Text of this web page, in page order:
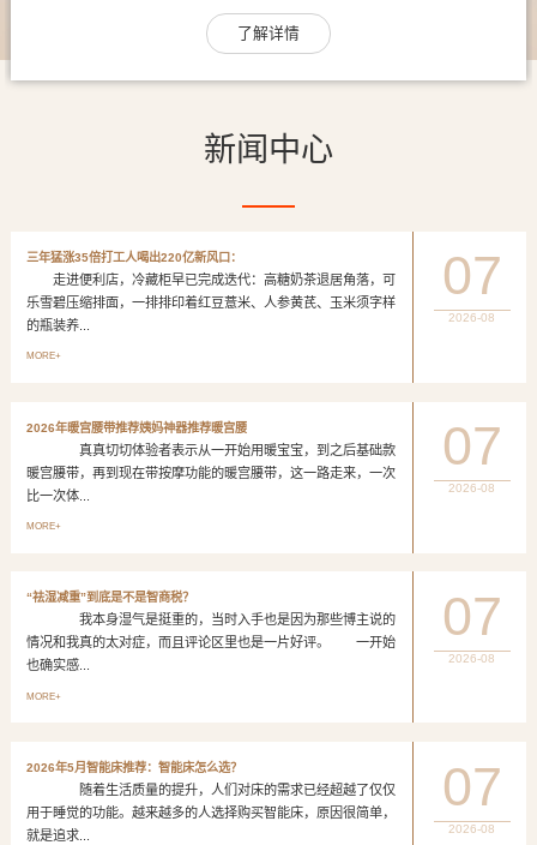
了解详情
新闻中心
三年猛涨35倍打工人喝出220亿新风口：
走进便利店，冷藏柜早已完成迭代：高糖奶茶退居角落，可
乐雪碧压缩排面，一排排印着红豆薏米、人参黄芪、玉米须字样
的瓶装养...
MORE+
07
2026-08
2026年暖宫腰带推荐姨妈神器推荐暖宫腰
真真切切体验者表示从一开始用暖宝宝，到之后基础款
暖宫腰带，再到现在带按摩功能的暖宫腰带，这一路走来，一次
比一次体...
MORE+
07
2026-08
“祛湿减重”到底是不是智商税？
我本身湿气是挺重的，当时入手也是因为那些博主说的
情况和我真的太对症，而且评论区里也是一片好评。 一开始
也确实感...
MORE+
07
2026-08
2026年5月智能床推荐：智能床怎么选？
随着生活质量的提升，人们对床的需求已经超越了仅仅
用于睡觉的功能。越来越多的人选择购买智能床，原因很简单，
就是追求...
07
2026-08